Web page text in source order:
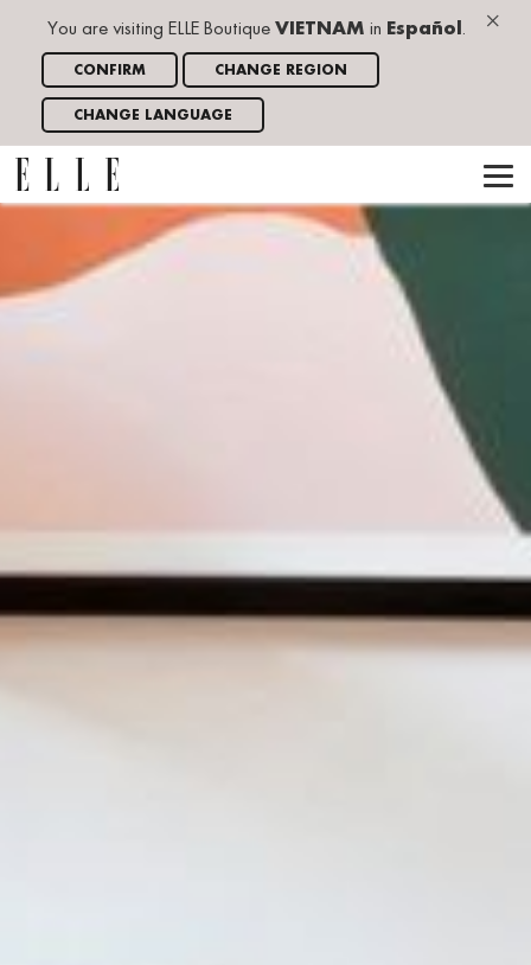
×
You are visiting ELLE Boutique VIETNAM in Español .
CONFIRM CHANGE REGION
CHANGE LANGUAGE